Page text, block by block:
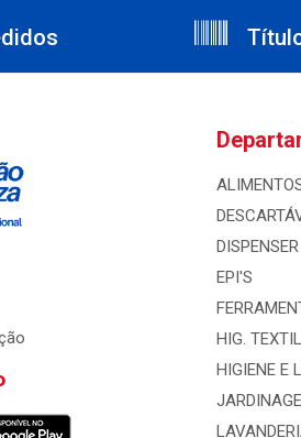
DISPENSER
EPI'S
HIG. TEXTIL
HIGIENE E